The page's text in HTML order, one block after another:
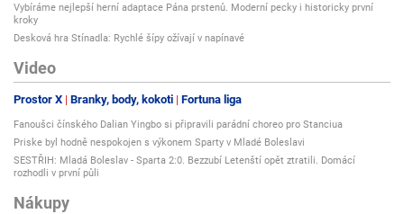
- Jak ActiMaris funguje
- Dokumenty ke stažení - příbalový leták, brožury, ...
Zdravotnický prostředek, CE 1250. Čtěte pečlivě příbalovou informaci. *A
and disinfecting stagnating wounds. Journal of Wound Care, 2011–2013
CE 1250.
Vybíráme nejlepší herní adaptace Pána prstenů. Moderní pecky i historicky první
kroky
Desková hra Stínadla: Rychlé šípy ožívají v napínavé
Video
Prostor X Branky, body, kokoti Fortuna liga
Fanoušci čínského Dalian Yingbo si připravili parádní choreo pro Stanciua
Priske byl hodně nespokojen s výkonem Sparty v Mladé Boleslavi
SESTŘIH: Mladá Boleslav - Sparta 2:0. Bezzubí Letenští opět ztratili. Domácí
rozhodli v první půli
Nákupy